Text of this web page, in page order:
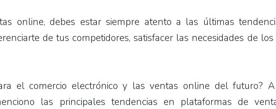
online, debes estar siempre atento a las últimas
de tus competidores, satisfacer las necesidades de
el comercio electrónico y las ventas online del futuro?
las principales tendencias en plataformas de